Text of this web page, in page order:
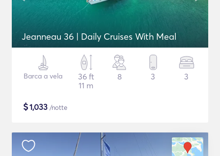
Jeanneau 36 | Daily Cruises With Meal
Barca a vela
36 ft
11 m
8 3 3
$1,033 /notte